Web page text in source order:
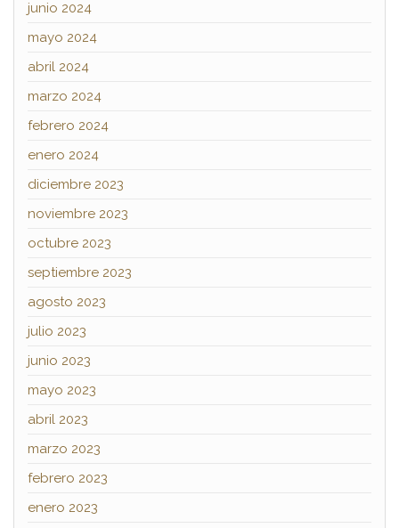
junio 2024
mayo 2024
abril 2024
marzo 2024
febrero 2024
enero 2024
diciembre 2023
noviembre 2023
octubre 2023
septiembre 2023
agosto 2023
julio 2023
junio 2023
mayo 2023
abril 2023
marzo 2023
febrero 2023
enero 2023